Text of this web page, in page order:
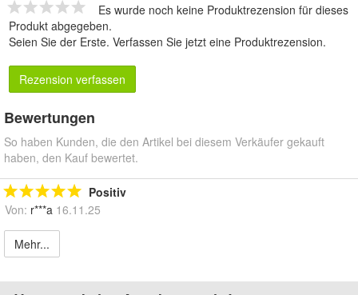
Es wurde noch keine Produktrezension für dieses
Produkt abgegeben.
Seien Sie der Erste. Verfassen Sie jetzt eine Produktrezension.
Rezension verfassen
Bewertungen
So haben Kunden, die den Artikel bei diesem Verkäufer gekauft
haben, den Kauf bewertet.
Positiv
Von: r***a 16.11.25
Mehr...